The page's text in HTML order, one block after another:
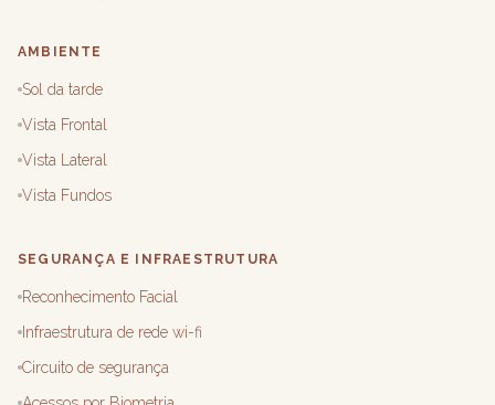
AMBIENTE
Sol da tarde
Vista Frontal
Vista Lateral
Vista Fundos
SEGURANÇA E INFRAESTRUTURA
Reconhecimento Facial
Infraestrutura de rede wi-fi
Circuito de segurança